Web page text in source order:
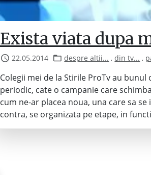
Exista viata dupa
22.05.2014 despre altii... ,din tv... ,
Colegii mei de la Stirile ProTv au
periodic, cate o campanie care
cum ne-ar placea noua, una care sa
contra, se organizata pe etape, in